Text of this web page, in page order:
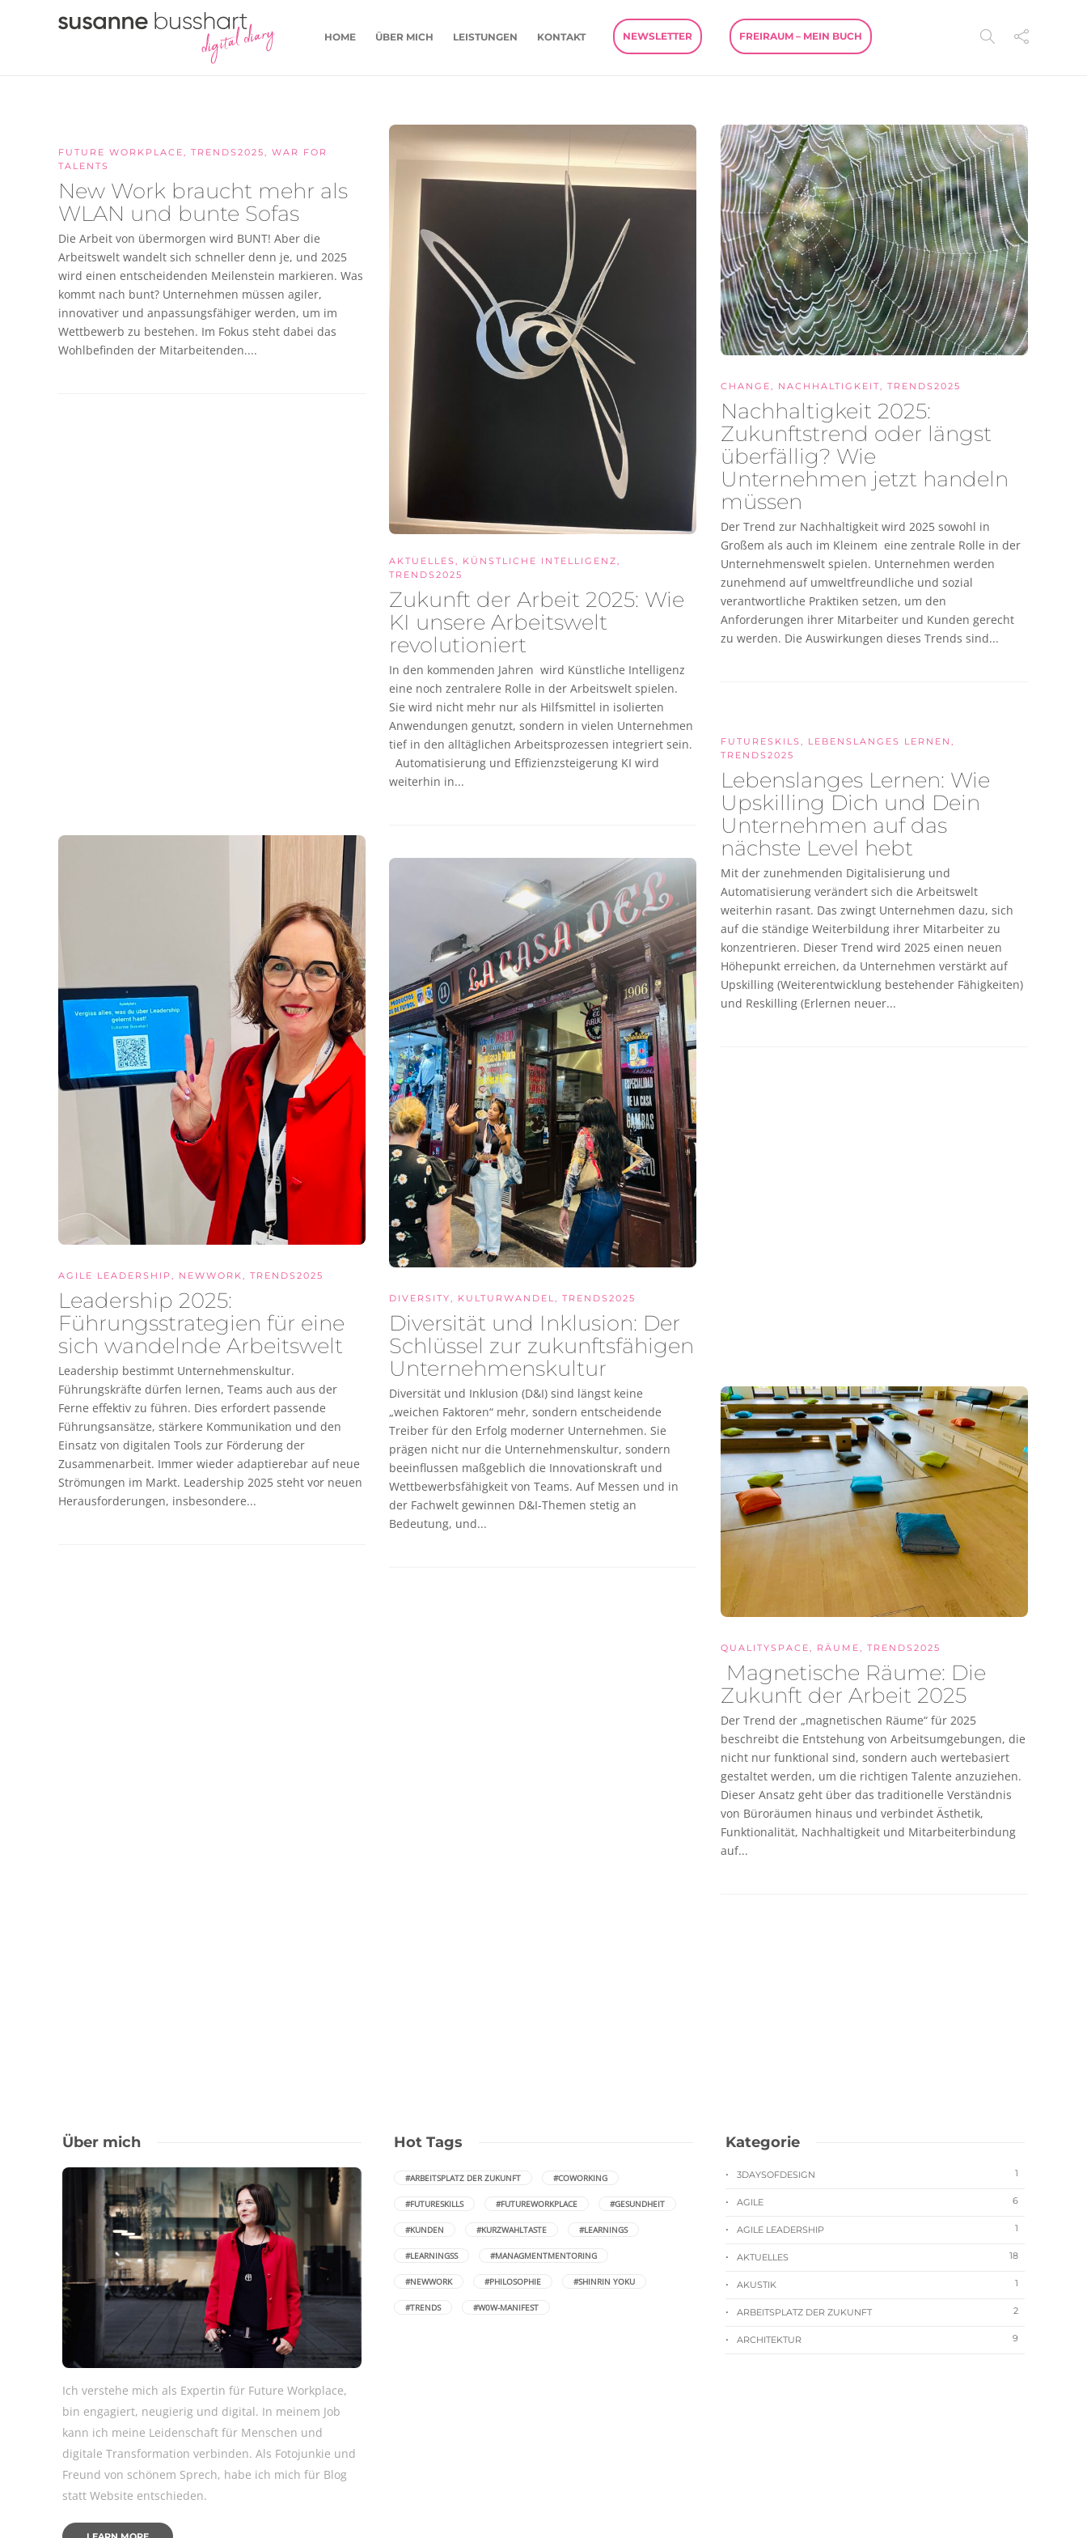
HOME ÜBER MICH LEISTUNGEN KONTAKT NEWSLETTER FREIRAUM – MEIN BUCH
FUTURE WORKPLACE, TRENDS2025, WAR FOR
TALENTS
New Work braucht mehr als
WLAN und bunte Sofas
Die Arbeit von übermorgen wird BUNT! Aber die
Arbeitswelt wandelt sich schneller denn je, und 2025
wird einen entscheidenden Meilenstein markieren. Was
kommt nach bunt? Unternehmen müssen agiler,
innovativer und anpassungsfähiger werden, um im
Wettbewerb zu bestehen. Im Fokus steht dabei das
Wohlbefinden der Mitarbeitenden....
AKTUELLES, KÜNSTLICHE INTELLIGENZ,
TRENDS2025
Zukunft der Arbeit 2025: Wie
KI unsere Arbeitswelt
revolutioniert
In den kommenden Jahren wird Künstliche Intelligenz
eine noch zentralere Rolle in der Arbeitswelt spielen.
Sie wird nicht mehr nur als Hilfsmittel in isolierten
Anwendungen genutzt, sondern in vielen Unternehmen
tief in den alltäglichen Arbeitsprozessen integriert sein.
Automatisierung und Effizienzsteigerung KI wird
weiterhin in...
CHANGE, NACHHALTIGKEIT, TRENDS2025
Nachhaltigkeit 2025:
Zukunftstrend oder längst
überfällig? Wie
Unternehmen jetzt handeln
müssen
Der Trend zur Nachhaltigkeit wird 2025 sowohl in
Großem als auch im Kleinem eine zentrale Rolle in der
Unternehmenswelt spielen. Unternehmen werden
zunehmend auf umweltfreundliche und sozial
verantwortliche Praktiken setzen, um den
Anforderungen ihrer Mitarbeiter und Kunden gerecht
zu werden. Die Auswirkungen dieses Trends sind...
FUTURESKILS, LEBENSLANGES LERNEN ,
TRENDS2025
Lebenslanges Lernen: Wie
Upskilling Dich und Dein
Unternehmen auf das
nächste Level hebt
Mit der zunehmenden Digitalisierung und
Automatisierung verändert sich die Arbeitswelt
weiterhin rasant. Das zwingt Unternehmen dazu, sich
auf die ständige Weiterbildung ihrer Mitarbeiter zu
konzentrieren. Dieser Trend wird 2025 einen neuen
Höhepunkt erreichen, da Unternehmen verstärkt auf
Upskilling (Weiterentwicklung bestehender Fähigkeiten)
und Reskilling (Erlernen neuer...
AGILE LEADERSHIP, NEWWORK, TRENDS2025
Leadership 2025:
Führungsstrategien für eine
sich wandelnde Arbeitswelt
Leadership bestimmt Unternehmenskultur.
Führungskräfte dürfen lernen, Teams auch aus der
Ferne effektiv zu führen. Dies erfordert passende
Führungsansätze, stärkere Kommunikation und den
Einsatz von digitalen Tools zur Förderung der
Zusammenarbeit. Immer wieder adaptierebar auf neue
Strömungen im Markt. Leadership 2025 steht vor neuen
Herausforderungen, insbesondere...
DIVERSITY, KULTURWANDEL, TRENDS2025
Diversität und Inklusion: Der
Schlüssel zur zukunftsfähigen
Unternehmenskultur
Diversität und Inklusion (D&I) sind längst keine
„weichen Faktoren“ mehr, sondern entscheidende
Treiber für den Erfolg moderner Unternehmen. Sie
prägen nicht nur die Unternehmenskultur, sondern
beeinflussen maßgeblich die Innovationskraft und
Wettbewerbsfähigkeit von Teams. Auf Messen und in
der Fachwelt gewinnen D&I-Themen stetig an
Bedeutung, und...
QUALITYSPACE, RÄUME, TRENDS2025
Magnetische Räume: Die
Zukunft der Arbeit 2025
Der Trend der „magnetischen Räume“ für 2025
beschreibt die Entstehung von Arbeitsumgebungen, die
nicht nur funktional sind, sondern auch wertebasiert
gestaltet werden, um die richtigen Talente anzuziehen.
Dieser Ansatz geht über das traditionelle Verständnis
von Büroräumen hinaus und verbindet Ästhetik,
Funktionalität, Nachhaltigkeit und Mitarbeiterbindung
auf...
Über mich
Ich verstehe mich als Expertin für Future Workplace,
bin engagiert, neugierig und digital. In meinem Job
kann ich meine Leidenschaft für Menschen und
digitale Transformation verbinden. Als Fotojunkie und
Freund von schönem Sprech, habe ich mich für Blog
statt Website entschieden.
Hot Tags
#ARBEITSPLATZ DER ZUKUNFT #COWORKING
#FUTURESKILLS #FUTUREWORKPLACE #GESUNDHEIT
#KUNDEN #KURZWAHLTASTE #LEARNINGS
#LEARNINGSS #MANAGMENTMENTORING
#NEWWORK #PHILOSOPHIE #SHINRIN YOKU
#TRENDS #W0W-MANIFEST
Kategorie
3DAYSOFDESIGN 1
AGILE 6
AGILE LEADERSHIP 1
AKTUELLES 18
AKUSTIK 1
ARBEITSPLATZ DER ZUKUNFT 2
ARCHITEKTUR 9